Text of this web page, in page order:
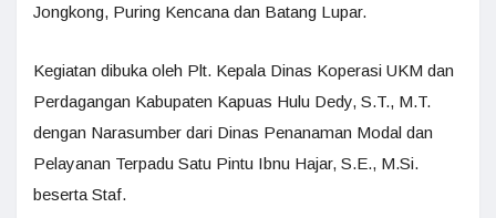
Jongkong, Puring Kencana dan Batang Lupar.
Kegiatan dibuka oleh Plt. Kepala Dinas Koperasi UKM dan
Perdagangan Kabupaten Kapuas Hulu Dedy, S.T., M.T.
dengan Narasumber dari Dinas Penanaman Modal dan
Pelayanan Terpadu Satu Pintu Ibnu Hajar, S.E., M.Si.
beserta Staf.